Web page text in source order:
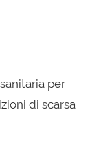
per
di scarsa